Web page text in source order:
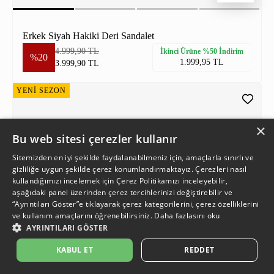
Erkek Siyah Hakiki Deri Sandalet
%20
4.999,90 TL
3.999,90 TL
İkinci Ürüne %50 İndirim
1.999,95 TL
YENİ SEZON
×
Bu web sitesi çerezler kullanır
Sitemizden en iyi şekilde faydalanabilmeniz için, amaçlarla sınırlı ve
gizliliğe uygun şekilde çerez konumlandırmaktayız. Çerezleri nasıl
kullandığımızı incelemek içinÇerez Politikamızı inceleyebilir,
aşağıdaki panel üzerinden çerez tercihlerinizi değiştirebilir ve
“Ayrıntıları Göster”e tıklayarak çerez kategorilerini, çerez özelliklerini
ve kullanım amaçlarını öğrenebilirsiniz. Daha fazlasını oku
AYRINTILARI GÖSTER
KABUL ET REDDET